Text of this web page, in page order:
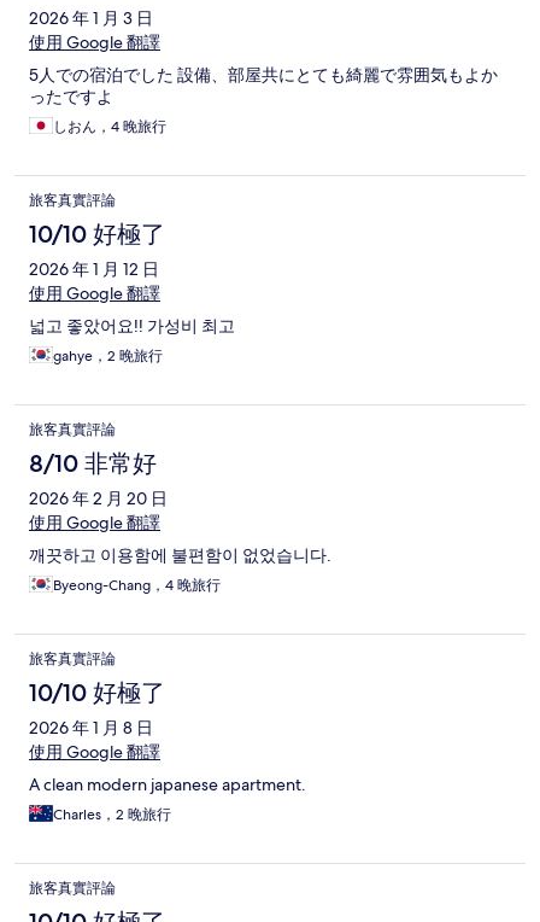
2026 年 1 月 3 日
使用 Google 翻譯
5人での宿泊でした 設備、部屋共にとても綺麗で雰囲気もよか
ったですよ
しおん，4 晚旅行
旅客真實評論
10/10 好極了
2026 年 1 月 12 日
使用 Google 翻譯
넓고 좋았어요!! 가성비 최고
gahye，2 晚旅行
旅客真實評論
8/10 非常好
2026 年 2 月 20 日
使用 Google 翻譯
깨끗하고 이용함에 불편함이 없었습니다.
Byeong-Chang，4 晚旅行
旅客真實評論
10/10 好極了
2026 年 1 月 8 日
使用 Google 翻譯
A clean modern japanese apartment.
Charles，2 晚旅行
旅客真實評論